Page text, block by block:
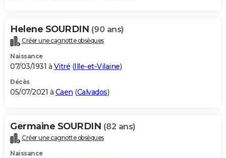
Helene SOURDIN (90 ans)
Créer une cagnotte obsèques
Naissance
07/03/1931 à Vitré (Ille-et-Vilaine)
Décès
05/07/2021 à Caen (Calvados)
Germaine SOURDIN (82 ans)
Créer une cagnotte obsèques
Naissance